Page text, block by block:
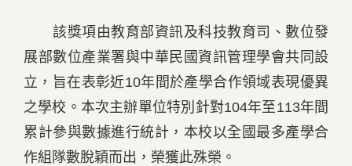
該獎項由教育部資訊及科技教育司、數位發
展部數位產業署與中華民國資訊管理學會共同設
立，旨在表彰近10年間於產學合作領域表現優異
之學校。本次主辦單位特別針對104年至113年間
累計參與數據進行統計，本校以全國最多產學合
作組隊數脫穎而出，榮獲此殊榮。